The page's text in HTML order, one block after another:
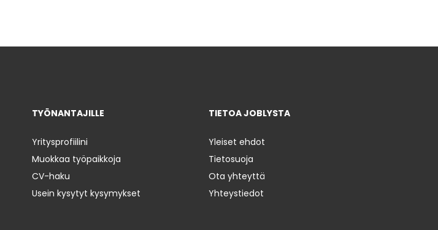
TYÖNANTAJILLE
Yritysprofiilini
Muokkaa työpaikkoja
CV-haku
Usein kysytyt kysymykset
TIETOA JOBLYSTA
Yleiset ehdot
Tietosuoja
Ota yhteyttä
Yhteystiedot